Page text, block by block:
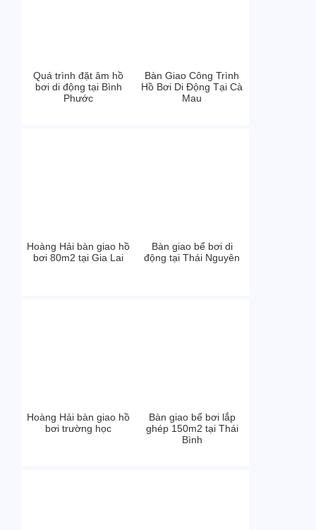
Quá trình đặt âm hồ
bơi di động tại Bình
Phước
Bàn Giao Công Trình
Hồ Bơi Di Động Tại Cà
Mau
Hoàng Hải bàn giao hồ
bơi 80m2 tại Gia Lai
Bàn giao bể bơi di
động tại Thái Nguyên
Hoàng Hải bàn giao hồ
bơi trường học
Bàn giao bể bơi lắp
ghép 150m2 tại Thái
Bình